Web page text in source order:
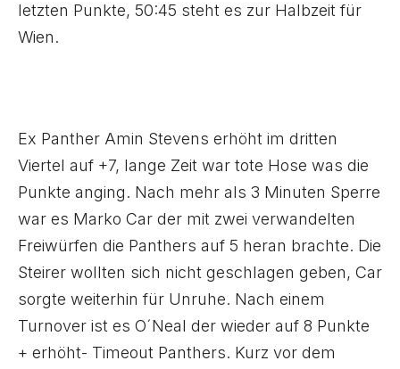
letzten Punkte, 50:45 steht es zur Halbzeit für
Wien.
Ex Panther Amin Stevens erhöht im dritten
Viertel auf +7, lange Zeit war tote Hose was die
Punkte anging. Nach mehr als 3 Minuten Sperre
war es Marko Car der mit zwei verwandelten
Freiwürfen die Panthers auf 5 heran brachte. Die
Steirer wollten sich nicht geschlagen geben, Car
sorgte weiterhin für Unruhe. Nach einem
Turnover ist es O´Neal der wieder auf 8 Punkte
+ erhöht- Timeout Panthers. Kurz vor dem